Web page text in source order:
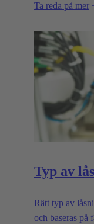
Ta reda på mer
Typ av
Rätt typ av
och baseras på